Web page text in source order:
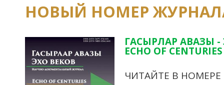
НОВЫЙ НОМЕР
ГАСЫРЛАР АВАЗЫ -
ECHO OF
ЧИТАЙТЕ В НОМЕРЕ